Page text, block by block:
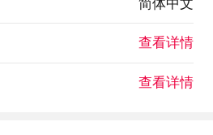
简体中文
查看详情
查看详情